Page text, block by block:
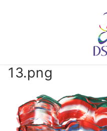
13.png